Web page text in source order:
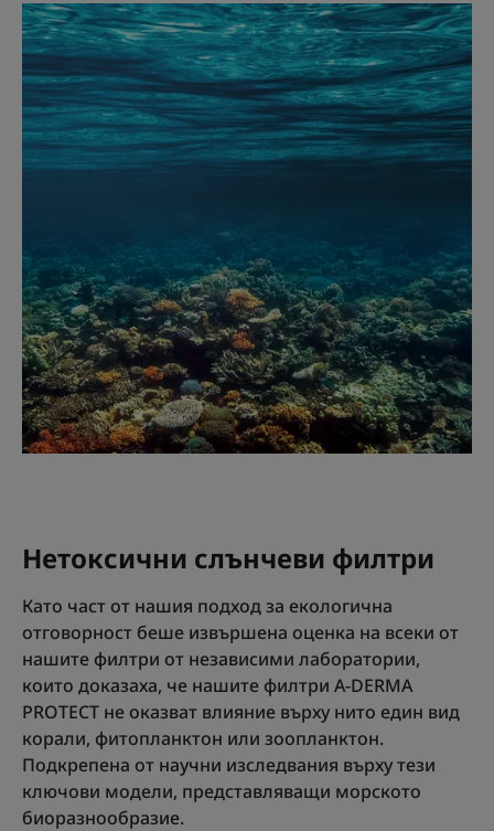
Нетоксични слънчеви филтри
Като част от нашия подход за екологична
отговорност беше извършена оценка на всеки от
нашите филтри от независими лаборатории,
които доказаха, че нашите филтри A-DERMA
PROTECT не оказват влияние върху нито един вид
корали, фитопланктон или зоопланктон.
Подкрепена от научни изследвания върху тези
ключови модели, представляващи морското
биоразнообразие.